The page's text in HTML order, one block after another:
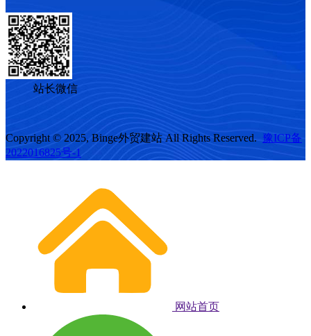
站长微信
Copyright © 2025, Binge外贸建站 All Rights Reserved. 豫ICP备
2022016825号-1
网站首页